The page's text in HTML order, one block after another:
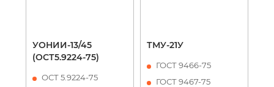
УОНИИ-13/45
(ОСТ5.9224-75)
ОСТ 5.9224-75
ТМУ-21У
ГОСТ 9466-75
ГОСТ 9467-75